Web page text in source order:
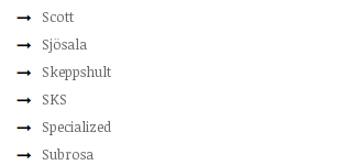
Scott
Sjösala
Skeppshult
SKS
Specialized
Subrosa